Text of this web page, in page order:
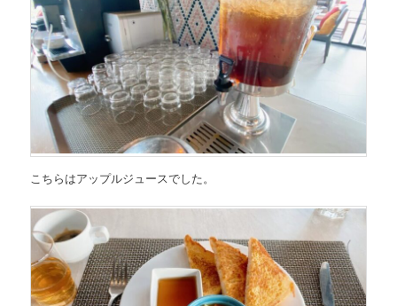
こちらはアップルジュースでした。